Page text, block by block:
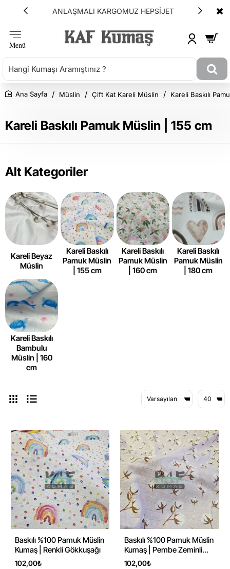
ANLAŞMALI KARGOMUZ HEPSİJET
Kareli Baskılı Pamuk Müslin | 155 cm
Müslin Çift Kat Kareli Müslin Kareli Baskılı
Alt Kategoriler
Kareli Beyaz
Müslin
Kareli Baskılı
Pamuk Müslin
| 155 cm
Kareli Baskılı
Pamuk Müslin
| 160 cm
Kareli Baskılı
Pamuk Müslin
| 180 cm
Kareli Baskılı
Bambulu
Müslin | 160
cm
-50%
Baskılı %100 Pamuk Müslin
Kumaş | Renkli Gökkuşağı
102,00₺
-50%
Baskılı %100 Pamuk Müslin
Kumaş | Pembe Zeminli
Pamuk
102,00₺